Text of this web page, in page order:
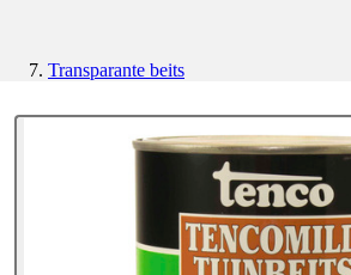
Transparante beits